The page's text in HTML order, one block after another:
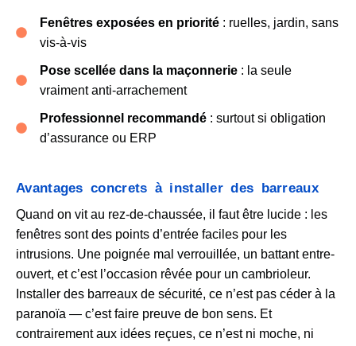
Fenêtres exposées en priorité: ruelles, jardin, sans
vis-à-vis
Pose scellée dans la maçonnerie: la seule
vraiment anti-arrachement
Professionnel recommandé: surtout si obligation
d’assurance ou ERP
Avantages concrets à installer des barreaux
Quand on vit au rez-de-chaussée, il faut être lucide : les
fenêtres sont des points d’entrée faciles pour les
intrusions. Une poignée mal verrouillée, un battant entre-
ouvert, et c’est l’occasion rêvée pour un cambrioleur.
Installer des barreaux de sécurité, ce n’est pas céder à la
paranoïa — c’est faire preuve de bon sens. Et
contrairement aux idées reçues, ce n’est ni moche, ni